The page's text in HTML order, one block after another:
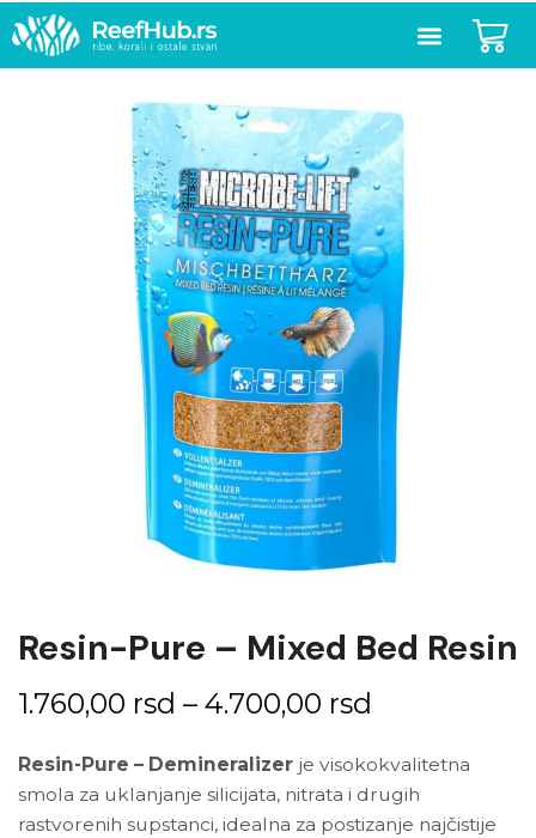
Resin-Pure – Mixed Bed Resin
1.760,00 rsd – 4.700,00 rsd
Resin-Pure – Demineralizer je visokokvalitetna
smola za uklanjanje silicijata, nitrata i drugih
rastvorenih supstanci, idealna za postizanje najčistije